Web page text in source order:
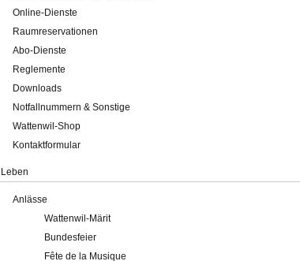
Online-Dienste
Raumreservationen
Abo-Dienste
Reglemente
Downloads
Notfallnummern & Sonstige
Wattenwil-Shop
Kontaktformular
Leben
Anlässe
Wattenwil-Märit
Bundesfeier
Fête de la Musique